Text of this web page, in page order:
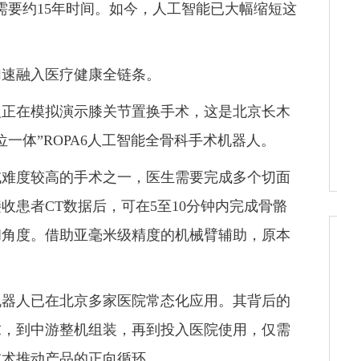
约15年时间。如今，人工智能已大幅缩短这
入医疗健康全链条。
模拟演示膝关节置换手术，这是北京长木
体”ROPA6人工智能全骨科手术机器人。
较高的手术之一，医生需要完成多个切面
患者CT数据后，可在5至10分钟内完成骨骼
度。借助亚毫米级精度的机械臂辅助，原本
已在北京多家医院常态化应用。其背后的
到中游整机组装，再到投入医院使用，仅需